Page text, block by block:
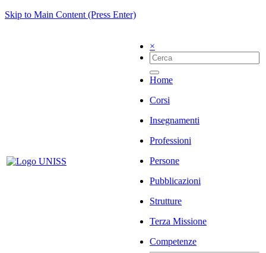
Skip to Main Content (Press Enter)
×
Home
Corsi
Insegnamenti
Professioni
Persone
Pubblicazioni
Strutture
Terza Missione
Competenze